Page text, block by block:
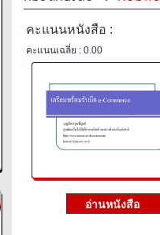
คะแนนหนังสือ :
คะแนนเฉลี่ย : 0.00